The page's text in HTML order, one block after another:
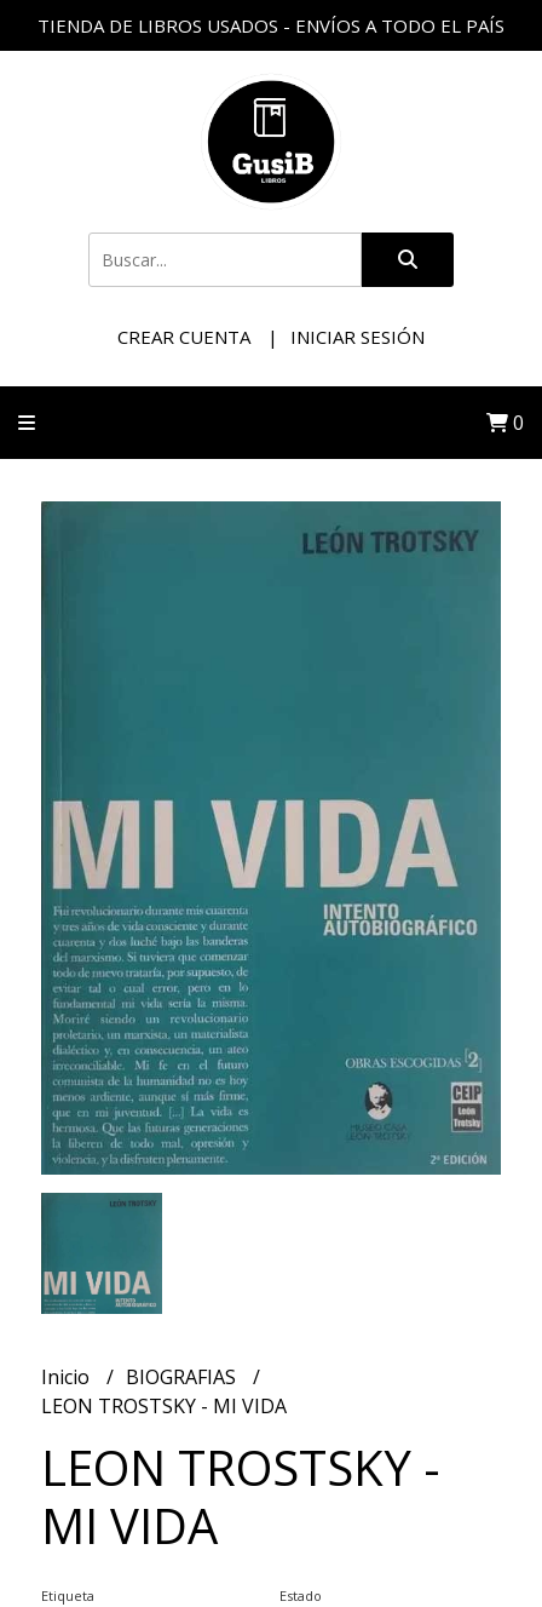
TIENDA DE LIBROS USADOS - ENVÍOS A TODO EL PAÍS
CREAR CUENTA INICIAR SESIÓN
0
Inicio
BIOGRAFIAS
LEON TROSTSKY - MI VIDA
LEON TROSTSKY -
MI VIDA
Etiqueta Estado